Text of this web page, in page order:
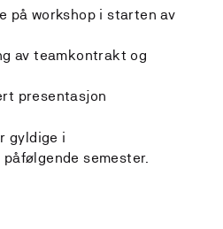
på workshop i starten av
av teamkontrakt og
presentasjon
gyldige i
semester.